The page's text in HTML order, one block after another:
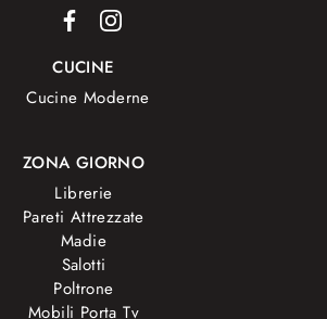
CUCINE
Cucine Moderne
ZONA GIORNO
Librerie
Pareti Attrezzate
Madie
Salotti
Poltrone
Mobili Porta Tv